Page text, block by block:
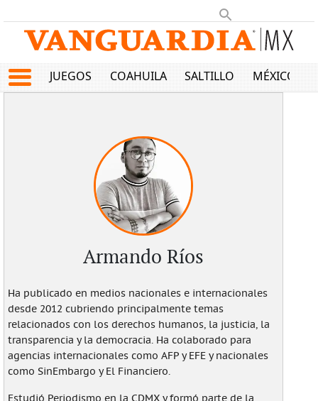
JUEGOS COAHUILA SALTILLO MÉXICO
Armando Ríos
Ha publicado en medios nacionales e internacionales
desde 2012 cubriendo principalmente temas
relacionados con los derechos humanos, la justicia, la
transparencia y la democracia. Ha colaborado para
agencias internacionales como AFP y EFE y nacionales
como SinEmbargo y El Financiero.